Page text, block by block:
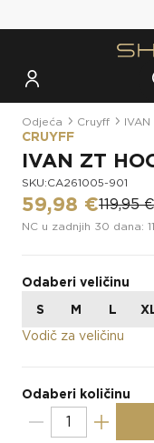
Besplatna
Odjeća Cruyff
CRUYFF
IVAN ZT
SKU:CA261005-901
59,98 €119,95 €
NC u zadnjih 30 dana:
Odaberi veličinu
S
M L
Vodič za veličinu
Odaberi količinu